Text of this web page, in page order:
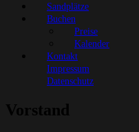
Sandplätze
Buchen
Preise
Kalender
Kontakt
Impressum
Datenschutz
Vorstand